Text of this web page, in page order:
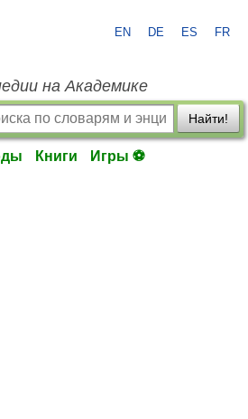
EN DE ES FR
на Академике
Найти!
Книги Игры ⚽